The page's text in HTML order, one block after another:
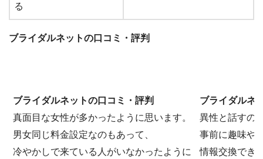
る
ブライダルネットの口コミ・評判
ブライダルネットの口コミ・評判
真面目な女性が多かったように思います。
男女同じ料金設定なのもあって、
冷やかしで来ている人がいなかったように
ブライダルネ
異性と話すの
事前に趣味や
情報交換でき